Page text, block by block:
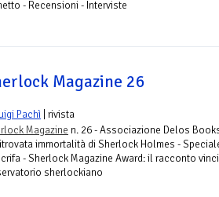
- Recensioni - Interviste
Magazine 26
Pachì | rivista
Magazine n. 26 - Associazione Delos
immortalità di Sherlock Holmes -
- Sherlock Magazine Award: il racconto
sherlockiano